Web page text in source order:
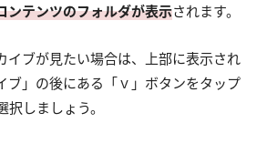
ンテンツのフォルダが表示されます。
イブが見たい場合は、上部に表示され
」の後にある「ｖ」ボタンをタップ
しましょう。